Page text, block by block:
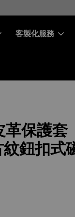
客製化服務
革保護套
鈕扣式